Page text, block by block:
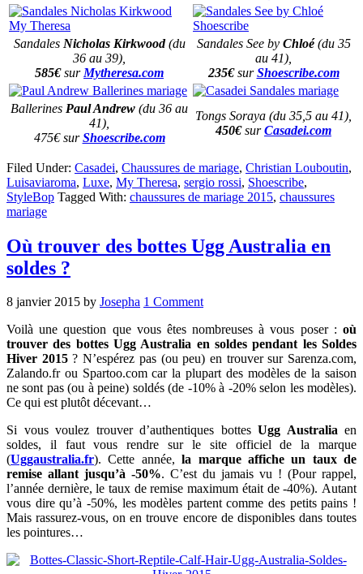
SandalesNicholas Kirkwood(du
36 au 39),
585€sur Mytheresa.com
Sandales See by Chloé(du 35
au 41),
235€surShoescribe.com
Ballerines Paul Andrew (du 36 au
41),
475€ surShoescribe.com
Tongs Soraya (du 35,5 au 41),
450€surCasadei.com
Filed Under: Casadei, Chaussures de mariage, Christian Louboutin,
Luisaviaroma, Luxe, My Theresa, sergio rossi, Shoescribe,
StyleBop Tagged With: chaussures de mariage 2015, chaussures
mariage
Où trouver des bottes Ugg Australia en
soldes ?
8 janvier 2015 by Josepha 1 Comment
Voilà une question que vous êtes nombreuses à vous poser : où
trouver des bottes Ugg Australia en soldes pendant les Soldes
Hiver 2015? N’espérez pas (ou peu) en trouver sur Sarenza.com,
Zalando.fr ou Spartoo.com car la plupart des modèles de la saison
ne sont pas (ou à peine) soldés (de -10% à -20% selon les modèles).
Ce qui est plutôt décevant…
Si vous voulez trouver d’authentiques bottes Ugg Australiaen
soldes, il faut vous rendre sur le site officiel de la marque
(Uggaustralia.fr). Cette année,la marque affiche un taux de
remise allant jusqu’à -50%. C’est du jamais vu ! (Pour rappel,
l’année dernière, le taux de remise maximum était de -40%). Autant
vous dire qu’à -50%, les modèles partent comme des petits pains !
Mais rassurez-vous, on en trouve encore de disponibles dans toutes
les pointures…